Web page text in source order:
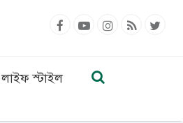
লাইফ স্টাইল